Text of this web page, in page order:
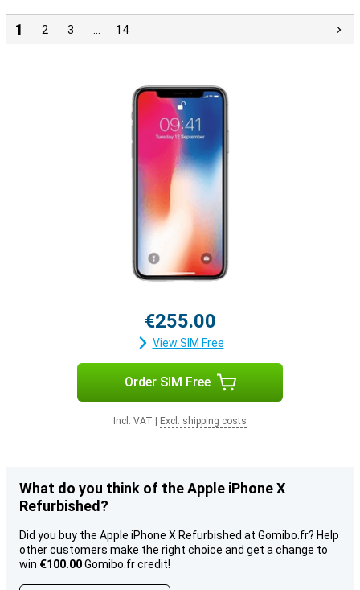
1 2 3 14
€255.00
View SIM Free
Order SIM Free
Incl. VAT Excl. shipping costs
What do you think of the Apple iPhone X
Refurbished?
Did you buy the Apple iPhone X Refurbished at Gomibo.fr? Help
other customers make the right choice and get a change to
win €100.00Gomibo.fr credit!